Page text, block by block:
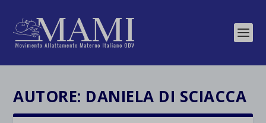
AUTORE: DANIELA DI SCIACCA